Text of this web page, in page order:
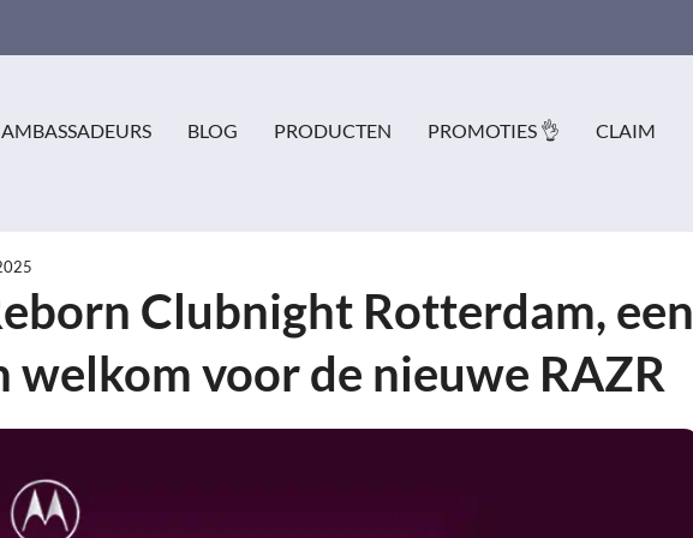
AMBASSADEURS BLOG PRODUCTEN PROMOTIES 👌 CLAIM
Clubnight Rotterdam, een
welkom voor de nieuwe RAZR